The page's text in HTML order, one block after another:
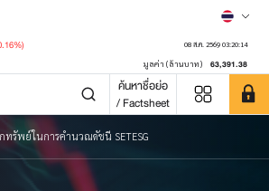
08 ส.ค. 2569 03:20:14
มูลค่า (ล้านบาท) 63,391.38
ค้นหาชื่อย่อ
/ Factsheet
ทรัพย์ในการคำนวณดัชนี SETESG